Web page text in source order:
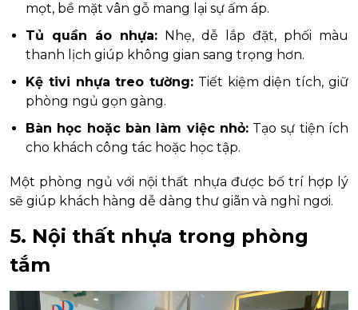
mọt, bề mặt vân gỗ mang lại sự ấm áp.
Tủ quần áo nhựa: Nhẹ, dễ lắp đặt, phối màu
thanh lịch giúp không gian sang trọng hơn.
Kệ tivi nhựa treo tường: Tiết kiệm diện tích, giữ
phòng ngủ gọn gàng.
Bàn học hoặc bàn làm việc nhỏ:Tạo sự tiện ích
cho khách công tác hoặc học tập.
Một phòng ngủ với nội thất nhựa được bố trí hợp lý
sẽ giúp khách hàng dễ dàng thư giãn và nghỉ ngơi.
5. Nội thất nhựa trong phòng
tắm